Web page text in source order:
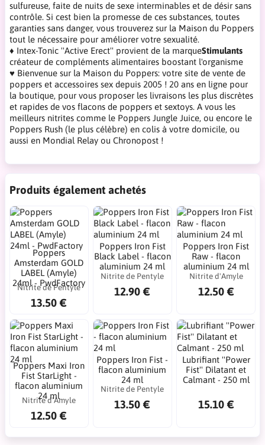
sulfureuse, faite de nuits de sexe interminables et de désir sans
contrôle. Si cest bien la promesse de ces substances, toutes
garanties sans danger, vous trouverez sur la Maison du Poppers
tout le nécessaire pour améliorer votre sexualité.
♦ Intex-Tonic ''Active Erect'' provient de la marqueStimulants
créateur de compléments alimentaires boostant l'organisme
♥ Bienvenue sur la Maison du Poppers: votre site de vente de
poppers et accessoires sex depuis 2005 ! 20 ans en ligne pour
la boutique, pour vous proposer les livraisons les plus discrètes
et rapides de vos flacons de poppers et sextoys. A vous les
meilleurs nitrites comme le Poppers Jungle Juice, ou encore le
Poppers Rush (le plus célèbre) en colis à votre domicile, ou
aussi en Mondial Relay ou Chronopost !
Produits également achetés
Poppers
Amsterdam GOLD
LABEL (Amyle)
24ml - PwdFactory
Nitrite de Pentyle
13.50 €
Poppers Iron Fist
Black Label - flacon
aluminium 24 ml
Nitrite de Pentyle
12.90 €
Poppers Iron Fist
Raw - flacon
aluminium 24 ml
Nitrite d'Amyle
12.50 €
Poppers Maxi Iron
Fist StarLight -
flacon aluminium
24 ml
Nitrite d'Amyle
12.50 €
Poppers Iron Fist -
flacon aluminium
24 ml
Nitrite de Pentyle
13.50 €
Lubrifiant ''Power
Fist'' Dilatant et
Calmant - 250 ml
15.10 €